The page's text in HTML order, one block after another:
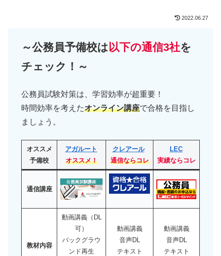
2022.06.27
～公務員予備校は以下の通信3社を
チェック！～
公務員試験対策は、学習効率が超重要！
時間効率を考えたオンライン講座で合格を目指し
ましょう。
オススメ
予備校
アガルート
オススメ！
クレアール
通信ならコレ
LEC
実績ならコレ
通信講座
教材内容
動画講義（DL
可）
バックグラウ
ンド再生
動画講義
音声DL
テキスト
動画講義
音声DL
テキスト